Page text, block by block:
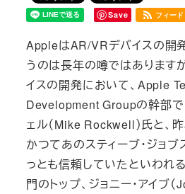
Save フィード
AppleはAR/VRデバイスの開
うのは長年の噂ではあります
イスの開発において、Apple
Development Groupの幹部で
ェル（Mike Rockwell）氏と、
かつてあのスティーブ・ジョブ
っとも信頼していたといわれ
門のトップ、ジョニー・アイブ